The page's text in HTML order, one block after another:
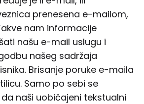
prenesena e-mailom,
nam informacije
našu e-mail uslugu i
našeg sadržaja
Brisanje poruke e-maila
Samo po sebi se
naši uobičajeni tekstualni